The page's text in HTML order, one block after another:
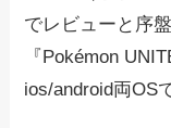
でレビューと序
『Pokémon
ios/android両OS